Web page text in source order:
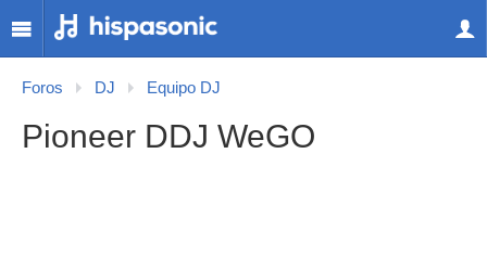
Foros DJ Equipo DJ
Pioneer DDJ WeGO